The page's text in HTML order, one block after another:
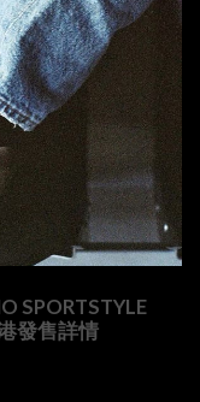
SPORTSTYLE
發售詳情